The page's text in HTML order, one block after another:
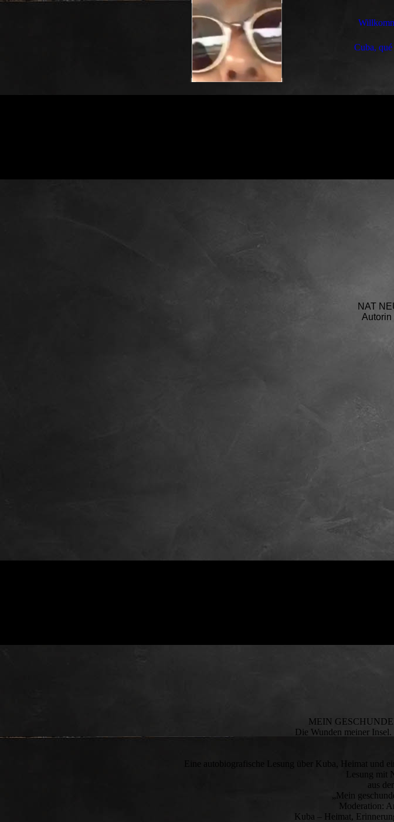
Cuba,
NAT
Autorin
MEIN
Die Wunden meiner
Eine autobiografische Lesung über Kuba, Heimat und eine
Lesung mit
aus
„Mein
Moderation:
Kuba – Heimat,